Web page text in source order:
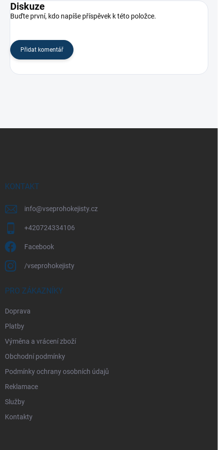
Diskuze
Buďte první, kdo napíše příspěvek k této položce.
Přidat komentář
KONTAKT
info@vseprohokejisty.cz
+420724334106
Facebook
/vseprohokejisty
PRO ZÁKAZNÍKY
Doprava
Platby
Výměna a vrácení zboží
Obchodní podmínky
Podmínky ochrany osobních údajů
Reklamace
Služby
Kontakty